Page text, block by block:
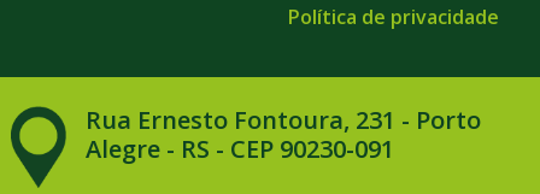
Política de privacidade
Rua Ernesto Fontoura, 231 - Porto
Alegre - RS - CEP 90230-091